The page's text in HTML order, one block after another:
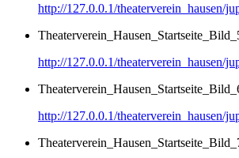
http://127.0.0.1/theaterverein_hausen/
http://127.0.0.1/theaterverein_hausen/
http://127.0.0.1/theaterverein_hausen/